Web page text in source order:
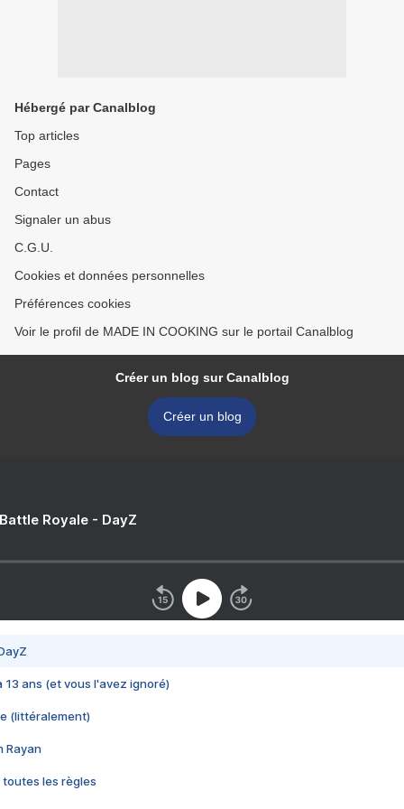
Hébergé par Canalblog
Top articles
Pages
Contact
Signaler un abus
C.G.U.
Cookies et données personnelles
Préférences cookies
Voir le profil de MADE IN COOKING sur le portail Canalblog
Créer un blog sur Canalblog
Créer un blog
Royale - DayZ
13 ans (et vous l'avez ignoré)
(littéralement)
Rayan
toutes les règles